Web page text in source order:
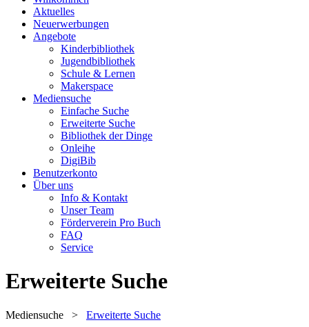
Aktuelles
Neuerwerbungen
Angebote
Kinderbibliothek
Jugendbibliothek
Schule & Lernen
Makerspace
Mediensuche
Einfache Suche
Erweiterte Suche
Bibliothek der Dinge
Onleihe
DigiBib
Benutzerkonto
Über uns
Info & Kontakt
Unser Team
Förderverein Pro Buch
FAQ
Service
Erweiterte Suche
Mediensuche > Erweiterte Suche